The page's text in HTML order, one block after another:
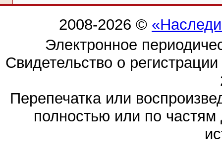
2008-2026 ©
Электронное
Свидетельство о
Перепечатка или
полностью или по частям